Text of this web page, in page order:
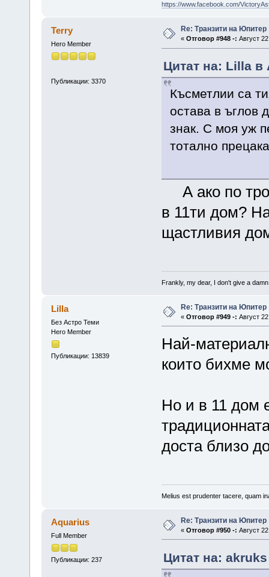
https://www.facebook.com/
Terry
Hero Member
Публикации: 3370
Re: Транзити на Юпитер
« Отговор #948 -: Август
Цитат на: Lilla в
Късметлии са
остава в ъглов
знак. С моя уж
тотално
А ако по
в 11ти дом?
щастливия
Frankly, my dear, I don't give a
Lilla
Без Астро Теми
Hero Member
Публикации: 13839
Re: Транзити на Юпитер
« Отговор #949 -: Август
Най-
които бихме
Но и в 11 дом
доста близо
Melius est prudenter tacere, quam
Aquarius
Full Member
Публикации: 237
Re: Транзити на Юпитер
« Отговор #950 -: Август
Цитат на: